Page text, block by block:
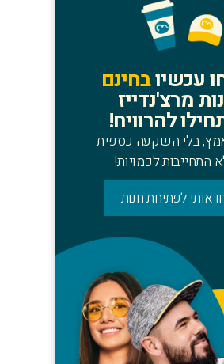
עכשיובחינם
מרצ'נדייז
להרוויח!
בלי השקעה כספית
התחייבות לכמויות!
אותי לפתיחת חנות